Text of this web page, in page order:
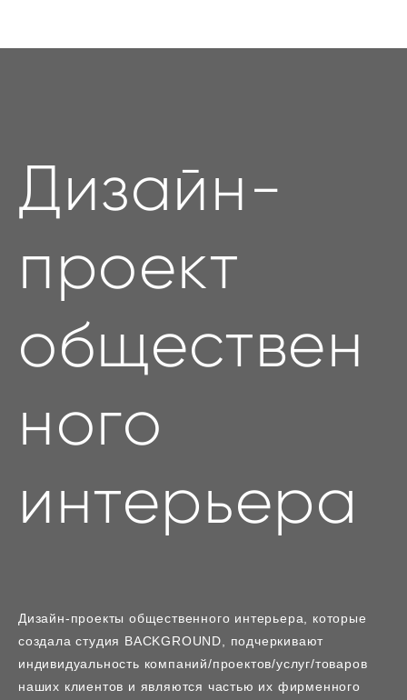
Дизайн-
проект
обществен
ного
интерьера
Дизайн-проекты общественного интерьера, которые
создала студия BACKGROUND, подчеркивают
индивидуальность компаний/проектов/услуг/товаров
наших клиентов и являются частью их фирменного